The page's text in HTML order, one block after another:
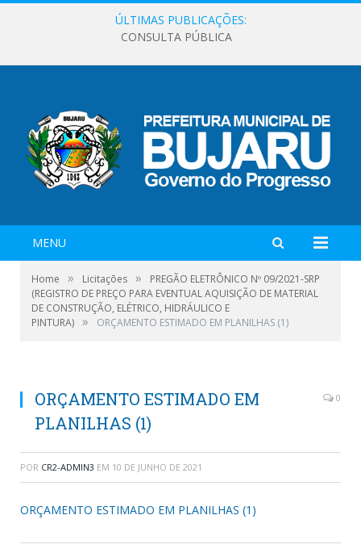
ÚLTIMAS PUBLICAÇÕES:
CONSULTA PÚBLICA
MENU
Home » Licitações »
PREGÃO ELETRÔNICO Nº 09/2021-SRP
(REGISTRO DE PREÇO PARA EVENTUAL AQUISIÇÃO DE MATERIAL
DE CONSTRUÇÃO, ELÉTRICO, HIDRÁULICO E
PINTURA) » ORÇAMENTO ESTIMADO EM PLANILHAS (1)
ORÇAMENTO ESTIMADO EM
PLANILHAS (1)
0
POR CR2-ADMIN3 EM 10 DE JUNHO DE 2021
ORÇAMENTO ESTIMADO EM PLANILHAS (1)